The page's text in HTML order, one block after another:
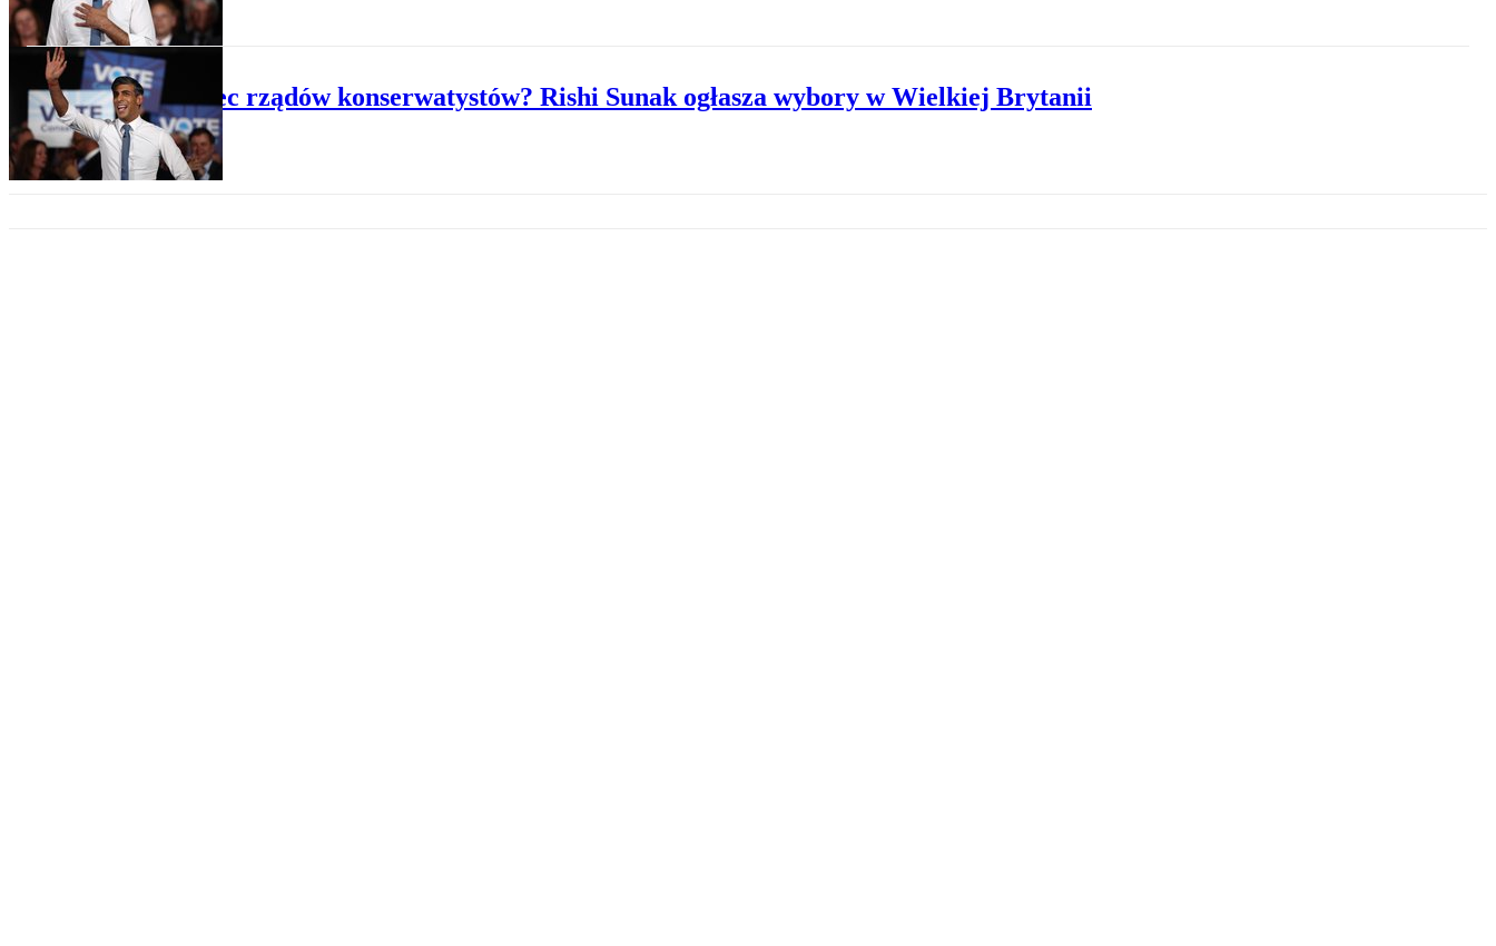
POLITYKA
To koniec rządów konserwatystów? Rishi Sunak ogłasza wybory w Wielkiej Brytanii